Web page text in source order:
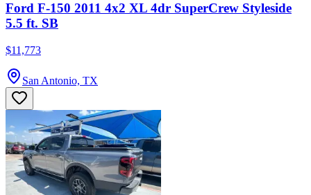
Ford F-150 2011 4x2 XL 4dr SuperCrew Styleside
5.5 ft. SB
$11,773
San Antonio, TX